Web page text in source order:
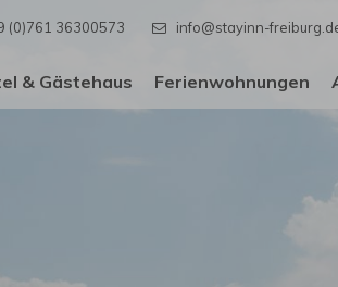
(0)761 36300573 info@stayinn-
& Gästehaus Ferienwohnungen